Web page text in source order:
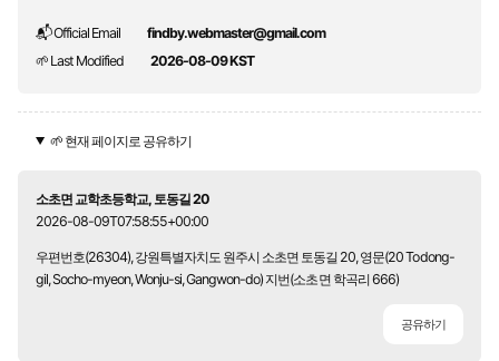
📬 Official Email
findby.webmaster@gmail.com
🌱 Last Modified
2026-08-09 KST
🌱 현재 페이지로 공유하기
소초면 교학초등학교, 토동길 20
2026-08-09T07:58:55+00:00
우편번호(26304), 강원특별자치도 원주시 소초면 토동길 20, 영문(20 Todong-
gil, Socho-myeon, Wonju-si, Gangwon-do) 지번(소초면 학곡리 666)
공유하기